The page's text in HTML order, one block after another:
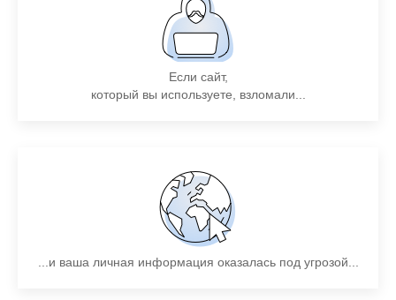
Если сайт,
который вы используете, взломали...
...и ваша личная информация оказалась под угрозой...